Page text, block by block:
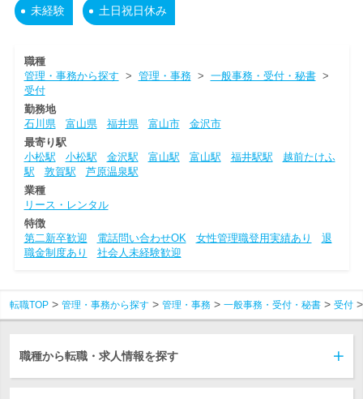
未経験 土日祝日休み
職種
管理・事務から探す > 管理・事務> 一般事務・受付・秘書>
受付
勤務地
石川県
富山県 福井県 富山市
金沢市
最寄り駅
小松駅
小松駅 金沢駅 富山駅 富山駅 福井駅駅
越前たけふ
駅
敦賀駅
芦原温泉駅
業種
リース・レンタル
特徴
第二新卒歓迎
電話問い合わせOK 女性管理職登用実績あり
退
職金制度あり
社会人未経験歓迎
転職TOP 管理・事務から探す 管理・事務 一般事務・受付・秘書 受付
職種から転職・求人情報を探す